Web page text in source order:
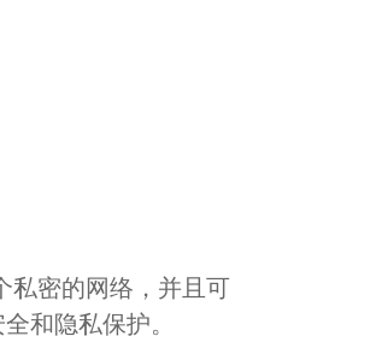
私密的网络，并且可
和隐私保护。